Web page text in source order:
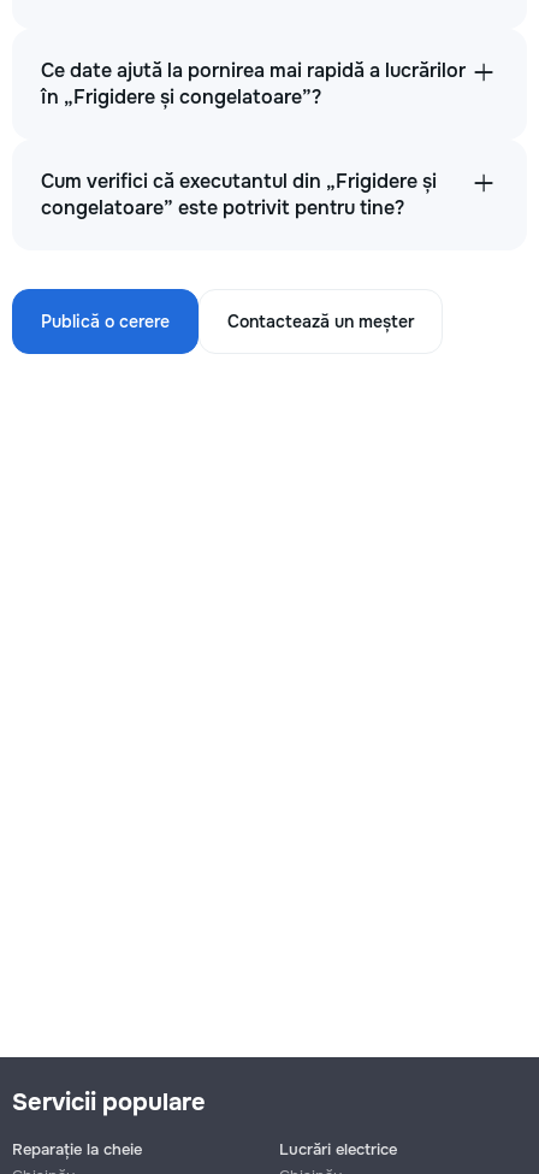
Ce date ajută la pornirea mai rapidă a lucrărilor
în „Frigidere și congelatoare”?
Cum verifici că executantul din „Frigidere și
congelatoare” este potrivit pentru tine?
Publică o cerere Contactează un meșter
Servicii populare
Reparație la cheie
Lucrări electrice